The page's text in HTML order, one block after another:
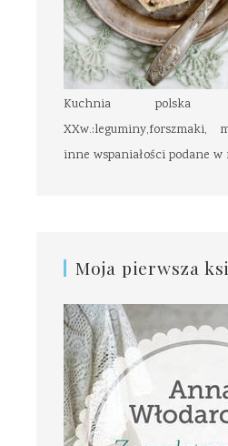
Kuchnia polska
inne wspaniałości podane
Moja pierwsza